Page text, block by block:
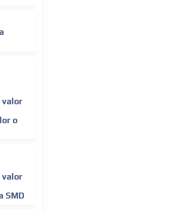
valor
o
valor
SMD